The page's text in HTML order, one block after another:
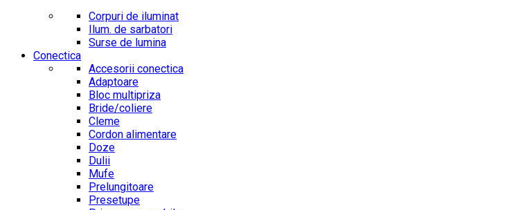
Corpuri de iluminat
Ilum. de sarbatori
Surse de lumina
Conectica
Accesorii conectica
Adaptoare
Bloc multipriza
Bride/coliere
Cleme
Cordon alimentare
Doze
Dulii
Mufe
Prelungitoare
Presetupe